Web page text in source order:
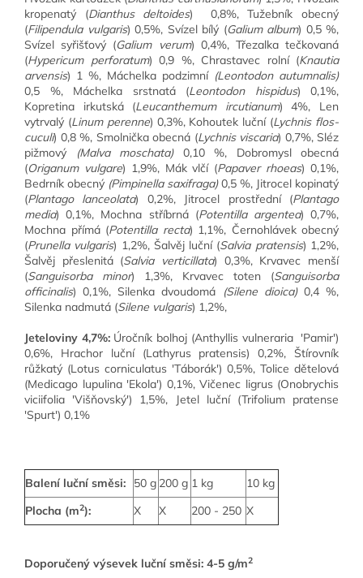
kropenatý (Dianthus deltoides) 0,8%, Tužebník obecný
(Filipendula vulgaris) 0,5%, Svízel bílý (Galium album) 0,5 %,
Svízel syřišťový (Galium verum) 0,4%, Třezalka tečkovaná
(Hypericum perforatum) 0,9 %, Chrastavec rolní (Knautia
arvensis) 1 %, Máchelka podzimní (Leontodon autumnalis)
0,5 %, Máchelka srstnatá (Leontodon hispidus) 0,1%,
Kopretina irkutská (Leucanthemum ircutianum) 4%, Len
vytrvalý (Linum perenne) 0,3%, Kohoutek luční (Lychnis flos-
cuculi) 0,8 %, Smolnička obecná (Lychnis viscaria) 0,7%, Sléz
pižmový
(Malva moschata)0,10 %, Dobromysl obecná
(Origanum vulgare) 1,9%, Mák vlčí (Papaver rhoeas) 0,1%,
Bedrník obecný (Pimpinella saxifraga)0,5 %, Jitrocel kopinatý
(Plantago lanceolata) 0,2%, Jitrocel prostřední (Plantago
media) 0,1%, Mochna stříbrná (Potentilla argentea) 0,7%,
Mochna přímá (Potentilla recta) 1,1%, Černohlávek obecný
(Prunella vulgaris) 1,2%, Šalvěj luční (Salvia pratensis) 1,2%,
Šalvěj přeslenitá (Salvia verticillata) 0,3%, Krvavec menší
(Sanguisorba minor) 1,3%, Krvavec toten (Sanguisorba
officinalis) 0,1%, Silenka dvoudomá (Silene dioica)0,4 %,
Silenka nadmutá (Silene vulgaris) 1,2%,
Jeteloviny 4,7%:Úročník bolhoj (Anthyllis vulneraria 'Pamir')
0,6%, Hrachor luční (Lathyrus pratensis) 0,2%, Štírovník
růžkatý (Lotus corniculatus 'Táborák') 0,5%, Tolice dětelová
(Medicago lupulina 'Ekola') 0,1%, Vičenec ligrus (Onobrychis
viciifolia 'Višňovský') 1,5%, Jetel luční (Trifolium pratense
'Spurt') 0,1%
Balení luční směsi: 50 g 200 g 1 kg
10 kg
Plocha (m2): X X 200 - 250 X
Doporučený výsevek luční směsi: 4-5 g/m2